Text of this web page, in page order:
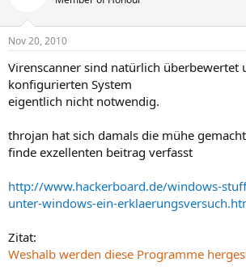
Nov 20, 2010
Virenscanner sind natürlich überbewertet
konfigurierten System
eigentlich nicht notwendig.
throjan hat sich damals die mühe
finde exzellenten beitrag verfasst
http://www.hackerboard.de/windows-
unter-windows-ein-
Zitat:
Weshalb werden diese Programme